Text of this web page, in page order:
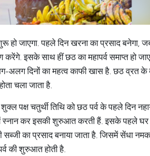
हो जाएगा. पहले दिन खरना का प्रसाद बनेगा,
करेंगे. इसके साथ हीं छठ का महापर्व समाप्त हो
दिनों का महत्व काफी खास है. छठ व्रत के
चला जाता है.
पक्ष चतुर्थी तिथि को छठ पर्व के पहले दिन
में स्नान कर इसकी शुरुआत करती हैं. इसके पहले
का प्रसाद बनाया जाता है. जिसमें सेंधा
की शुरुआत होती है.